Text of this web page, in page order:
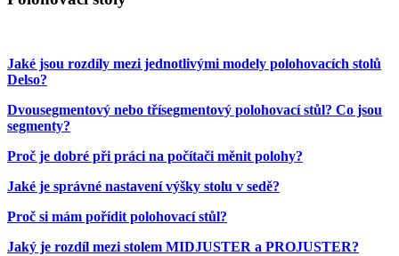
Jaké jsou rozdíly mezi jednotlivými modely polohovacích stolů
Delso?
Dvousegmentový nebo třísegmentový polohovací stůl? Co jsou
segmenty?
Proč je dobré při práci na počítači měnit polohy?
Jaké je správné nastavení výšky stolu v sedě?
Proč si mám pořídit polohovací stůl?
Jaký je rozdíl mezi stolem MIDJUSTER a PROJUSTER?